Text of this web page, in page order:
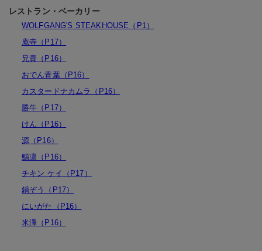
レストラン・ベーカリー
WOLFGANG'S STEAKHOUSE（P1）
庵寺（P17）
兄貴（P16）
おでん青葉（P16）
カスタードナカムラ（P16）
勝牛（P17）
けん（P16）
源（P16）
鮨凛（P16）
チキン ケイ（P17）
鍋ぞう（P17）
にいがた（P16）
米澤（P16）